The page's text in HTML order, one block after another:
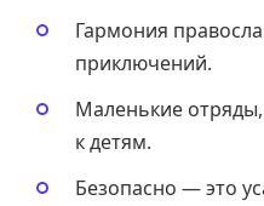
Гармония
приключений.
Маленькие
к детям.
Безопасно — это